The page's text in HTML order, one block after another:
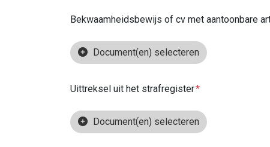
Bekwaamheidsbewijs of cv met aantoonbare
Document(en) selecteren
Uittreksel uit het strafregister
Document(en) selecteren